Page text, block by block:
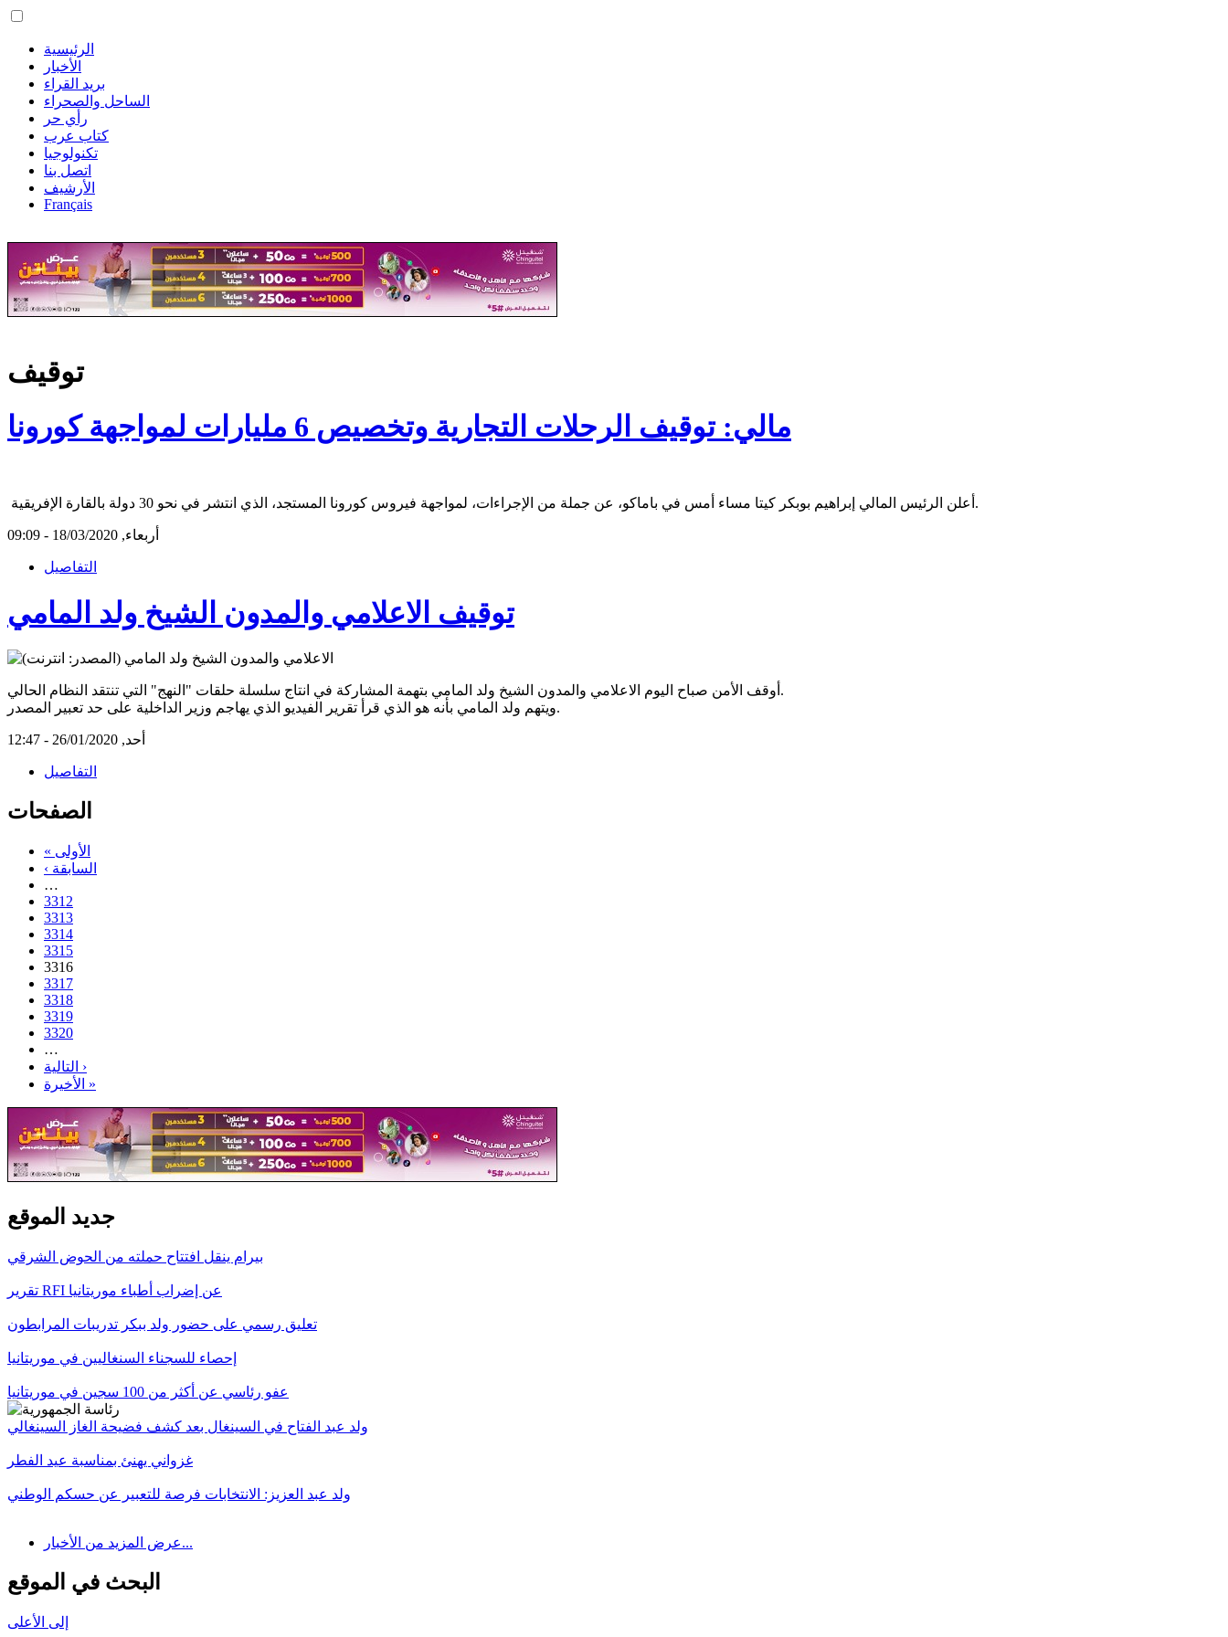
الرئيسية
الأخبار
بريد القراء
الساحل والصحراء
رأي حر
كتاب عرب
تكنولوجيا
اتصل بنا
الأرشيف
Français
توقيف
مالي: توقيف الرحلات التجارية وتخصيص 6 مليارات لمواجهة كورونا
أعلن الرئيس المالي إبراهيم بوبكر كيتا مساء أمس في باماكو، عن جملة من الإجراءات، لمواجهة فيروس كورونا المستجد، الذي انتشر في نحو 30 دولة بالقارة الإفريقية.
أربعاء, 18/03/2020 - 09:09
التفاصيل
توقيف الاعلامي والمدون الشيخ ولد المامي
أوقف الأمن صباح اليوم الاعلامي والمدون الشيخ ولد المامي بتهمة المشاركة في انتاج سلسلة حلقات "النهج" التي تنتقد النظام الحالي.
ويتهم ولد المامي بأنه هو الذي قرأ تقرير الفيديو الذي يهاجم وزير الداخلية على حد تعبير المصدر.
أحد, 26/01/2020 - 12:47
التفاصيل
الصفحات
« الأولى
‹ السابقة
…
3312
3313
3314
3315
3316
3317
3318
3319
3320
…
التالية ›
الأخيرة »
جديد الموقع
بيرام ينقل افتتاح حملته من الحوض الشرقي
تقرير RFI عن إضراب أطباء موريتانيا
تعليق رسمي على حضور ولد ببكر تدريبات المرابطون
إحصاء للسجناء السنغاليين في موريتانيا
عفو رئاسي عن أكثر من 100 سجين في موريتانيا
ولد عبد الفتاح في السينغال بعد كشف فضيحة الغاز السينغالي
غزواني يهنئ بمناسبة عيد الفطر
ولد عبد العزيز: الانتخابات فرصة للتعبير عن حسكم الوطني
عرض المزيد من الأخبار...
البحث في الموقع
إلى الأعلى